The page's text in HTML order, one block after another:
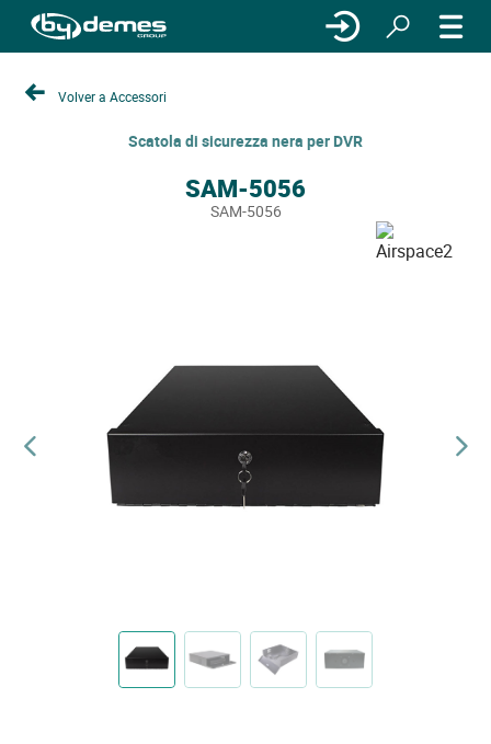
Volver a Accessori
Scatola di sicurezza nera per DVR
SAM-5056
SAM-5056